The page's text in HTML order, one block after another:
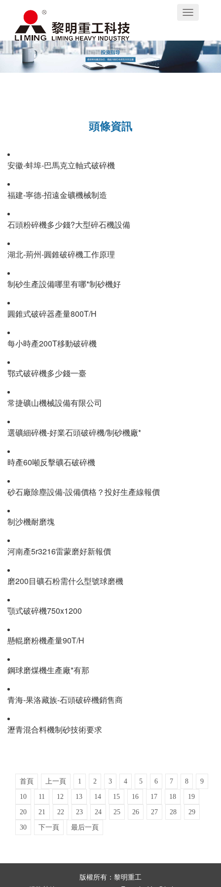
Toggle
頭條資訊
安徽-蚌埠-巴馬克立軸式破碎機
福建-寧德-招遠金礦機械制造
石頭粉碎機多少錢?大型碎石機設備
湖北-荊州-圓錐破碎機工作原理
制砂生產設備哪里有哪*制砂機好
圓錐式破碎器產量800T/H
每小時產200T移動破碎機
鄂式破碎機多少錢一臺
常捷礦山機械設備有限公司
選礦細碎機-好業石頭破碎機/制砂機廠*
時產60噸反擊礦石破碎機
砂石廠除塵設備-設備價格？投好生產線報價
制沙機耐磨塊
河南產5r3216雷蒙磨好新報價
磨200目礦石粉需什么型號球磨機
顎式破碎機750x1200
懸輥磨粉機產量90T/H
鋼球磨煤機生產廠*有那
青海-果洛藏族-石頭破碎機銷售商
瀝青混合料機制砂技術要求
首頁 上一頁 1 2 3 4 5 6 7 8 9
10 11 12 13 14 15 16 17 18 19
20 21 22 23 24 25 26 27 28 29
30 下一頁 最后一頁
版權所有：黎明重工